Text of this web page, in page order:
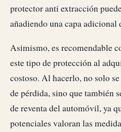
protector anti extracción
añadiendo una capa adicional
Asimismo, es recomendable
este tipo de protección al
costoso. Al hacerlo, no solo
de pérdida, sino que también
de reventa del automóvil, ya
potenciales valoran las